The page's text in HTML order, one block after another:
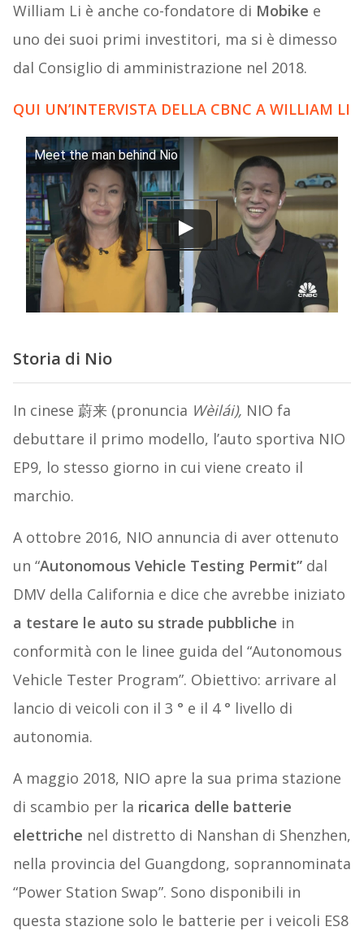
William Li è anche co-fondatore di Mobike e
uno dei suoi primi investitori, ma si è dimesso
dal Consiglio di amministrazione nel 2018.
QUI UN’INTERVISTA DELLA CBNC A WILLIAM LI
Meet the man behind Nio
Storia di Nio
In cinese 蔚来 (pronuncia Wèilái), NIO fa
debuttare il primo modello, l’auto sportiva NIO
EP9, lo stesso giorno in cui viene creato il
marchio.
A ottobre 2016, NIO annuncia di aver ottenuto
un “Autonomous Vehicle Testing Permit”dal
DMV della California e dice che avrebbe iniziato
a testare le auto su strade pubbliche in
conformità con le linee guida del “Autonomous
Vehicle Tester Program”. Obiettivo: arrivare al
lancio di veicoli con il 3 ° e il 4 ° livello di
autonomia.
A maggio 2018, NIO apre la sua prima stazione
di scambio per la ricarica delle batterie
elettriche nel distretto di Nanshan di Shenzhen,
nella provincia del Guangdong, soprannominata
“Power Station Swap”. Sono disponibili in
questa stazione solo le batterie per i veicoli ES8